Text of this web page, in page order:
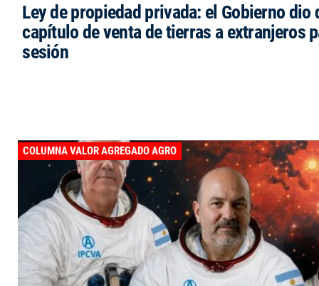
Ley de propiedad privada: el Gobierno dio
capítulo de venta de tierras a extranjeros
sesión
COLUMNA VALOR AGREGADO AGRO